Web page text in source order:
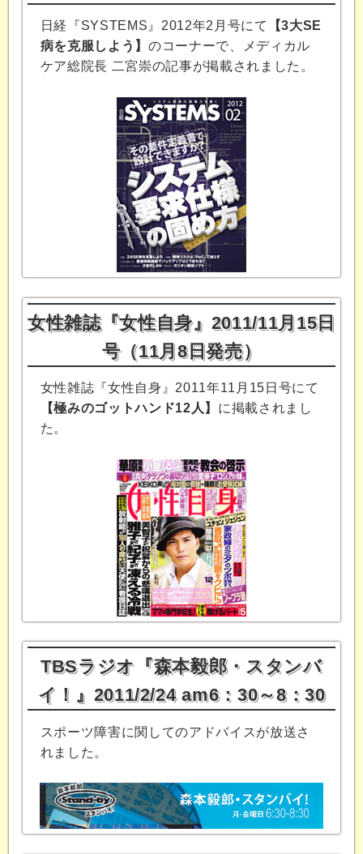
日経『SYSTEMS』2012年2月号にて
【3大SE
病を克服しよう】 のコーナーで、メディカル
ケア総院長 二宮崇の記事が掲載されました。
女性雑誌『女性自身』2011/11月15日
号（11月8日発売）
女性雑誌『女性自身』2011年11月15日号にて
【極みのゴットハンド12人】 に掲載されまし
た。
TBSラジオ『森本毅郎・スタンバ
イ！』2011/2/24 am6：30～8：30
スポーツ障害に関してのアドバイスが放送さ
れました。